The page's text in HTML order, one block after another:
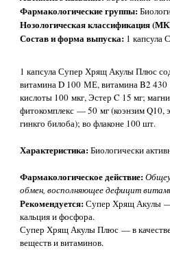
Фармакологические группы:
Нозологическая классификация
Состав и форма выпуска: 1 капсула
1 капсула Супер Хрящ Акулы Плюс
витамина D 100 МЕ, витамина B2 430
кислоты 100 мкг, Эстер C 15 мг;
фитокомплекс — 50 мг (коэнзим Q10,
гинкго билоба); во флаконе 100 шт.
Характеристика:Биологически
Фармакологическое действие:
обмен, восполняющее дефицит
Рекомендуется:Супер Хрящ Акулы —
кальция и фосфора.
Супер Хрящ Акулы Плюс — в
веществ и витаминов.